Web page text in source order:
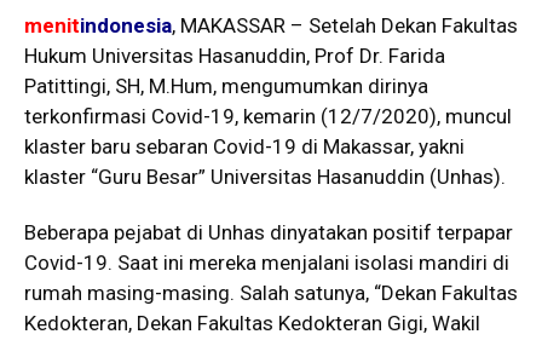
menitindonesia, MAKASSAR – Setelah Dekan Fakultas
Hukum Universitas Hasanuddin, Prof Dr. Farida
Patittingi, SH, M.Hum, mengumumkan dirinya
terkonfirmasi Covid-19, kemarin (12/7/2020), muncul
klaster baru sebaran Covid-19 di Makassar, yakni
klaster “Guru Besar” Universitas Hasanuddin (Unhas).
Beberapa pejabat di Unhas dinyatakan positif terpapar
Covid-19. Saat ini mereka menjalani isolasi mandiri di
rumah masing-masing. Salah satunya, “Dekan Fakultas
Kedokteran, Dekan Fakultas Kedokteran Gigi, Wakil